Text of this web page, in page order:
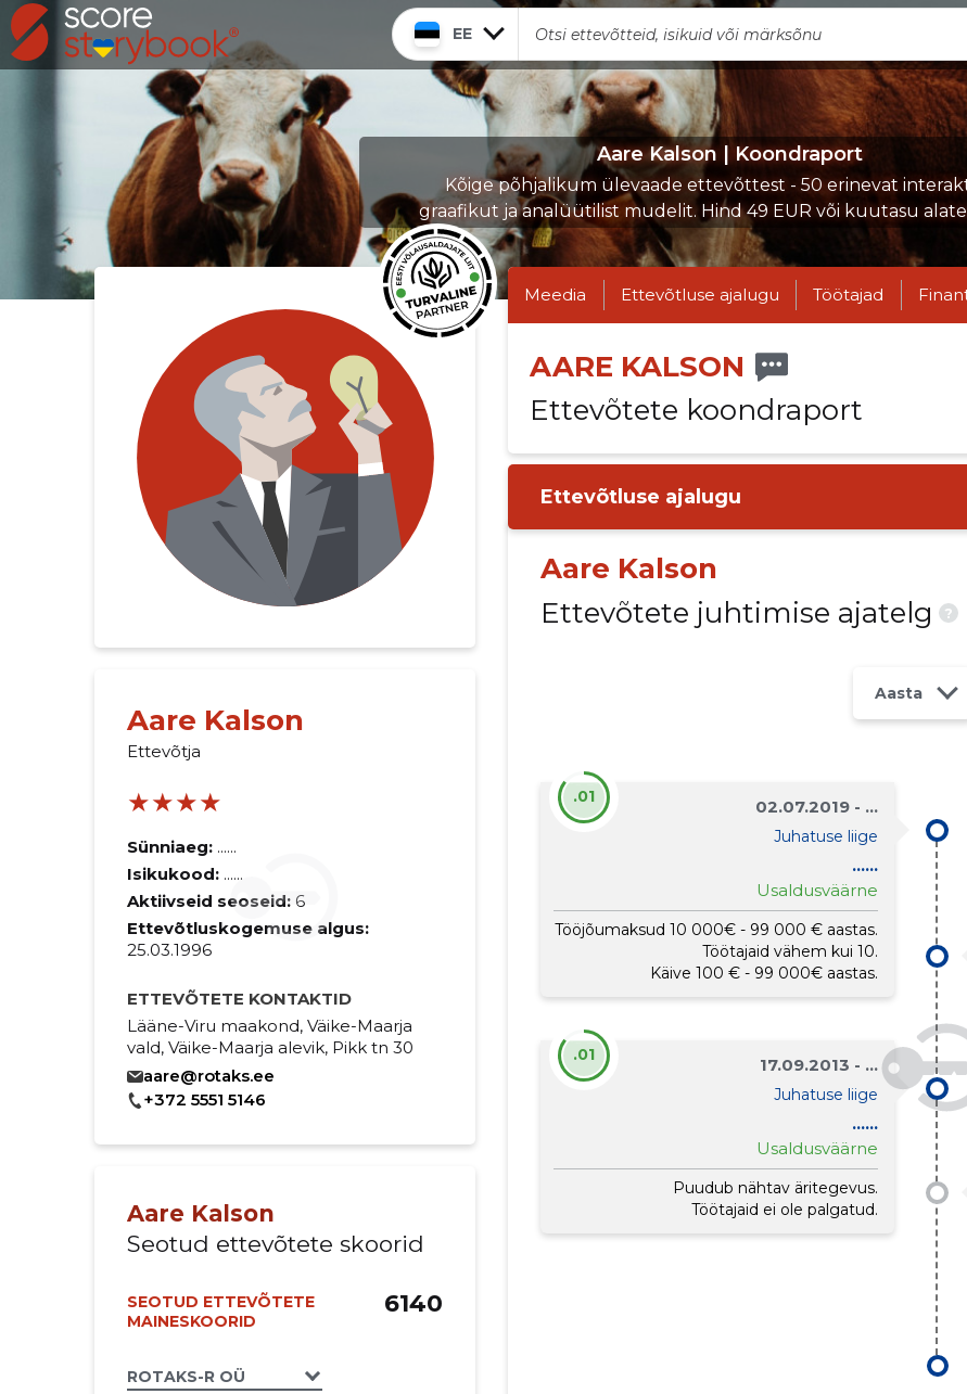
EE
Aare Kalson | Koondraport
Kõige põhjalikum ülevaade ettevõttest - 50 erinevat
graafikut ja analüütilist mudelit. Hind 49 EUR või kuutasu
Aare Kalson
Ettevõtja
★★★★
Sünniaeg: ......
Isikukood: ......
Aktiivseid seoseid: 6
Ettevõtluskogemuse algus:
25.03.1996
ETTEVÕTETE KONTAKTID
Lääne-Viru maakond, Väike-Maarja
vald, Väike-Maarja alevik, Pikk tn 30
aare@rotaks.ee
+372 5551 5146
Aare Kalson
Seotud ettevõtete skoorid
SEOTUD ETTEVÕTETE
MAINESKOORID
ROTAKS-R OÜ
6140
Meedia Ettevõtluse ajalugu Töötajad
AARE KALSON
Ettevõtete koondraport
Ettevõtluse ajalugu
Aare Kalson
Ettevõtete juhtimise ajatelg
?
Aasta
02.07.2019 - ...
Juhatuse liige
......
Usaldusväärne
Tööjõumaksud 10 000€ - 99 000 € aastas.
Töötajaid vähem kui 10.
Käive 100 € - 99 000€ aastas.
.01
17.09.2013 - ...
Juhatuse liige
......
Usaldusväärne
Puudub nähtav äritegevus.
Töötajaid ei ole palgatud.
.01